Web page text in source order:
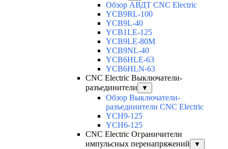
Обзор АВДТ CNC Electric
YCB9RL-100
YCB9L-40
YCB1LE-125
YCB9LE-80M
YCB9NL-40
YCB6HLE-63
YCB6HLN-63
CNC Electric Выключатели-
разъединители
▼
Обзор Выключатели-
разъединители CNC Electric
YCH9-125
YCH6-125
CNC Electric Ограничители
импульсных перенапряжений
▼